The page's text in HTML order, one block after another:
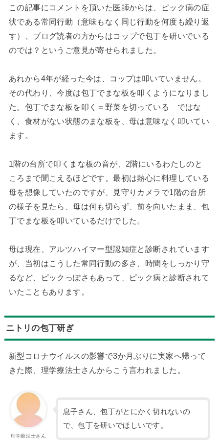
この記事にコメントを頂いた医師からは、ピック病の症
状である常同行動（意味もなく同じ行動を何度も繰り返
す）、ブログ読者の方からはコップで包丁を研いでいる
のでは？というご意見が寄せられました。
あれから4年が経った今は、コップは叩いていません。
その代わり、今度は包丁でまな板を叩くようになりまし
た。包丁でまな板を叩く＝野菜を切っている ではな
く、食材がない状態のまな板を、母は意味なく叩いてい
ます。
1階の台所で叩くまな板の音が、2階にいるわたしのと
ころまで聞こえるほどです。最初は熱心に料理している
母を想像していたのですが、見守りカメラで1階の台所
の様子を見たら、母は何も切らず、前を向いたまま、包
丁でまな板を叩いているだけでした。
母は現在、アルツハイマー型認知症と診断されています
が、当初はこうした常同行動の多さ、時間をしっかり守
るなど、ピックっぽさもあって、ピック病と診断されて
いたこともあります。
ニトリの包丁研ぎ
新型コロナウイルスの影響で3か月ぶりに実家へ帰って
きた際、理学療法士さんからこう言われました。
理学療法士さん
息子さん、包丁がとにかく切れないの
で、包丁を研いでほしいです。